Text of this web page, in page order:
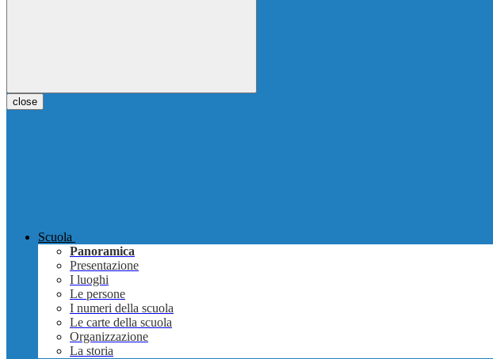
close
Scuola
Panoramica
Presentazione
I luoghi
Le persone
I numeri della scuola
Le carte della scuola
Organizzazione
La storia